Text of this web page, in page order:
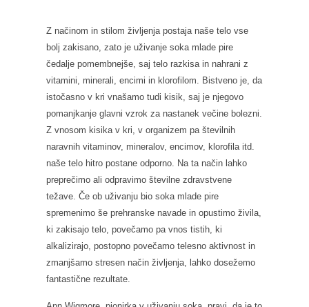
Z načinom in stilom življenja postaja naše telo vse
bolj zakisano, zato je uživanje soka mlade pire
čedalje pomembnejše, saj telo razkisa in nahrani z
vitamini, minerali, encimi in klorofilom. Bistveno je, da
istočasno v kri vnašamo tudi kisik, saj je njegovo
pomanjkanje glavni vzrok za nastanek večine bolezni.
Z vnosom kisika v kri, v organizem pa številnih
naravnih vitaminov, mineralov, encimov, klorofila itd.
naše telo hitro postane odporno. Na ta način lahko
preprečimo ali odpravimo številne zdravstvene
težave. Če ob uživanju bio soka mlade pire
spremenimo še prehranske navade in opustimo živila,
ki zakisajo telo, povečamo pa vnos tistih, ki
alkalizirajo, postopno povečamo telesno aktivnost in
zmanjšamo stresen način življenja, lahko dosežemo
fantastične rezultate.